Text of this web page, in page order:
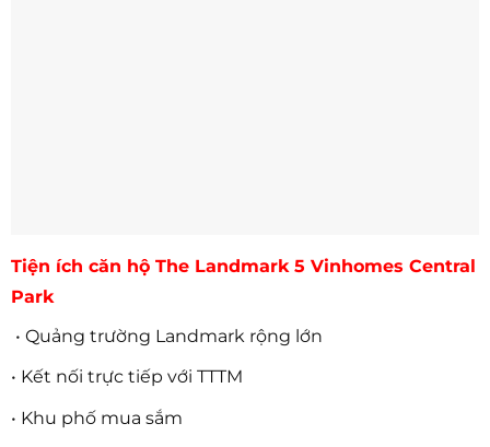
Tiện ích căn hộ The Landmark 5 Vinhomes Central
Park
• Quảng trường Landmark rộng lớn
• Kết nối trực tiếp với TTTM
• Khu phố mua sắm